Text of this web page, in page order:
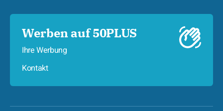
Werben auf 50PLUS
Ihre Werbung
Kontakt